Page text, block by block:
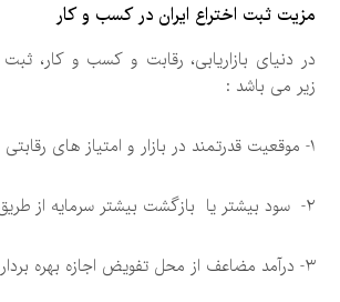
مزیت ثبت اختراع ایران در کسب و کار
در دنیای بازاریابی، رقابت و کسب و کار، ثبت
زیر می باشد :
۱- موقعیت قدرتمند در بازار و امتیاز های رقابتی
۲- سود بیشتر یا بازگشت بیشتر سرمایه از طریق نظام انحصار
۳- درآمد مضاعف از محل تفویض اجازه بهره برداری و انتقال اختراع